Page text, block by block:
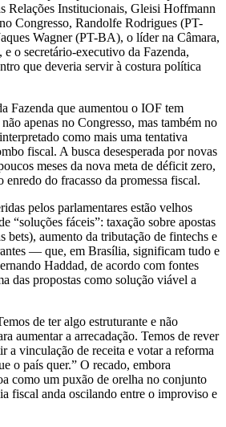
Relações Institucionais, Gleisi Hoffmann
Congresso, Randolfe Rodrigues (PT-
Wagner (PT-BA), o líder na Câmara,
o secretário-executivo da Fazenda,
que deveria servir à costura política
Fazenda que aumentou o IOF tem
apenas no Congresso, mas também no
como mais uma tentativa
fiscal. A busca desesperada por novas
meses da nova meta de déficit zero,
enredo do fracasso da promessa fiscal.
pelos parlamentares estão velhos
“soluções fáceis”: taxação sobre apostas
bets), aumento da tributação de fintechs e
— que, em Brasília, significam tudo e
Haddad, de acordo com fontes
das propostas como solução viável a
de ter algo estruturante e não
aumentar a arrecadação. Temos de rever
a vinculação de receita e votar a reforma
o país quer.” O recado, embora
como um puxão de orelha no conjunto
fiscal anda oscilando entre o improviso e